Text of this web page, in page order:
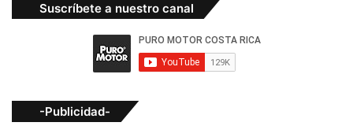
Suscríbete a nuestro canal
-Publicidad-